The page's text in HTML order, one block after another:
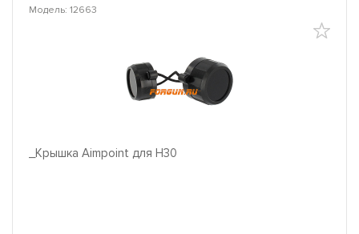
Модель: 12663
_Крышка Aimpoint для H30